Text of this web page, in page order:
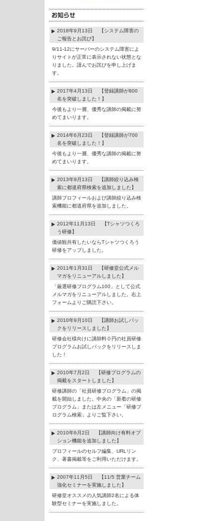
2018年9月13日 【システム障害の
ご報告とお詫び】
9/11-12にサーバーのシステム障害によ
りサイトが正常に表示されない状態とな
りました。謹んでお詫びを申し上げま
す。
2017年4月13日 【登録講師が800
名を突破しました！】
今後もより一層、優秀な講師の掲載に努
めてまいります。
2014年6月23日 【登録講師が700
名を突破しました！】
今後もより一層、優秀な講師の掲載に努
めてまいります。
2013年9月13日 【講師絞り込み検
索に都道府県検索を追加しました】
講師プロフィールおよび講師絞り込み検
索機能に都道府県を追加しました。
2012年11月13日 【Tシャツつくろ
う研修】
価値観共有したいならTシャツつくろう
研修をアップしました。
2011年1月31日 【研修堂公式メル
マガをリニューアルしました】
「厳選研修プログラム100」として公式
メルマガをリニューアルしました。右上
フォームよりご購読下さい。
2010年9月10日 【講師お試しパッ
クをリリースしました】
研修会社様向けに講師料０円の社員研修
プログラムお試しパックをリリースしま
した！
2010年7月2日 【研修プログラムの
掲載をスタートしました】
研修講師の「社員研修プログラム」の掲
載を開始しました。中央の「新着の研修
プログラム」または左メニュー「研修プ
ログラム検索」よりご覧下さい。
2010年6月2日 【講師向け有料オプ
ション機能を追加しました】
プロフィールのセルフ編集、URLリン
ク、著書掲載等をご利用いただけます。
2007年11月5日 【11/5 営業チーム
強化セミナーを実施しました】
研修堂オススメの人気講師2名による体
験型セミナーを実施しました。